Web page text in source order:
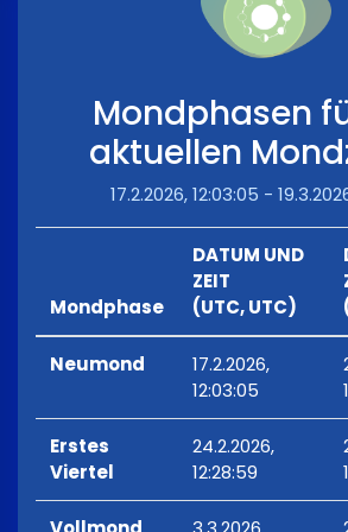
Mondphasen
aktuellen
17.2.2026, 12:03:05 -
Mondphase
DATUM UND
ZEIT
(UTC, UTC)
Neumond
17.2.2026,
12:03:05
Erstes
Viertel
24.2.2026,
12:28:59